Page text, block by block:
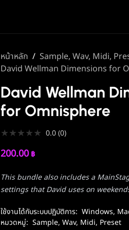
หน้าหลัก / Sample, Wav, Midi,
David Wellman Dimensions for
David Wellman
for Omnisphere
★★★★★ 0.0 (0)
200.00 ฿
This bundle also includes a
settings that David uses on
ใช้งานได้กับระบบปฏิบัติการ: Windows,
หมวดหมู่: Sample, Wav, Midi, Preset